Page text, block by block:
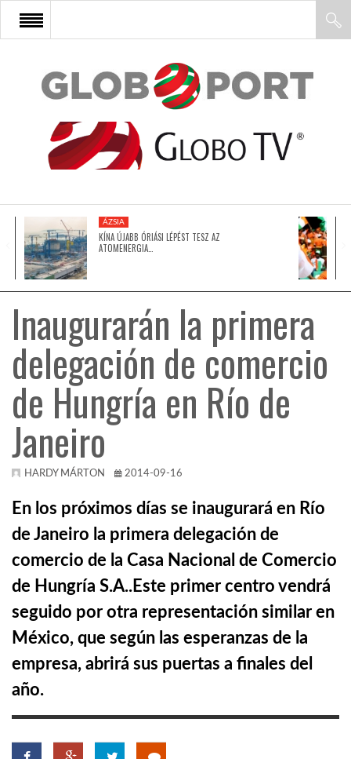
FŐOLDAL
AFRIKA
ÁZSIA
LATIN-AMERIKA
KÖZEL-KELET
AUSZTRÁLIA
MÉDIA
GLOBOTV BP
HÍR3D
ÁZSIA
KÍNA ÚJABB ÓRIÁSI LÉPÉST TESZ AZ
ATOMENERGIA…
Inaugurarán la primera
delegación de comercio
de Hungría en Río de
Janeiro
HARDY MÁRTON 2014-09-16
En los próximos días se inaugurará en Río
de Janeiro la primera delegación de
comercio de la Casa Nacional de Comercio
de Hungría S.A..Este primer centro vendrá
seguido por otra representación similar en
México, que según las esperanzas de la
empresa, abrirá sus puertas a finales del
año.